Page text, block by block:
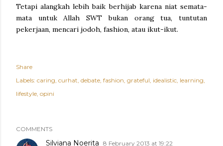
Tetapi alangkah lebih baik berhijab karena niat semata-
mata untuk Allah SWT bukan orang tua, tuntutan
pekerjaan, mencari jodoh, fashion, atau ikut-ikut.
Share
Labels: caring curhat debate fashion grateful idealistic learning
lifestyle opini
COMMENTS
Silviana Noerita 8 February 2013 at 19:22